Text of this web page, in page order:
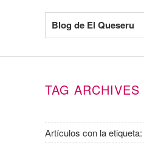
Blog de El Queseru
TAG ARCHIVES
Artículos con la etiqueta: